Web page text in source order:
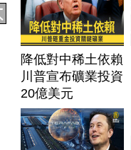
降低對中稀土依賴
川普宣布礦業投資
20億美元